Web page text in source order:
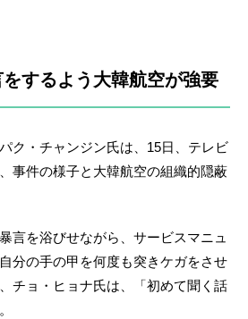
するよう大韓航空が強要
ク・チャンジン氏は、15日、テレビ
事件の様子と大韓航空の組織的隠蔽
言を浴びせながら、サービスマニュ
分の手の甲を何度も突きケガをさせ
チョ・ヒョナ氏は、「初めて聞く話